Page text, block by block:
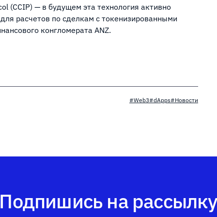
(CCIP) — в будущем эта технология активно
расчетов по сделкам с токенизированными
конгломерата ANZ.
#Web3#dApps#Новости
на